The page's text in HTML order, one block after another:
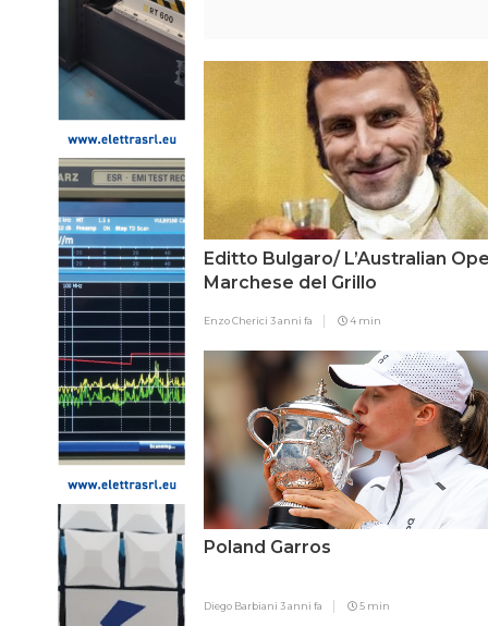
Editto Bulgaro/ L’Australian
Marchese del Grillo
Enzo Cherici 3 anni fa 4 min
Poland Garros
Diego Barbiani 3 anni fa 5 min